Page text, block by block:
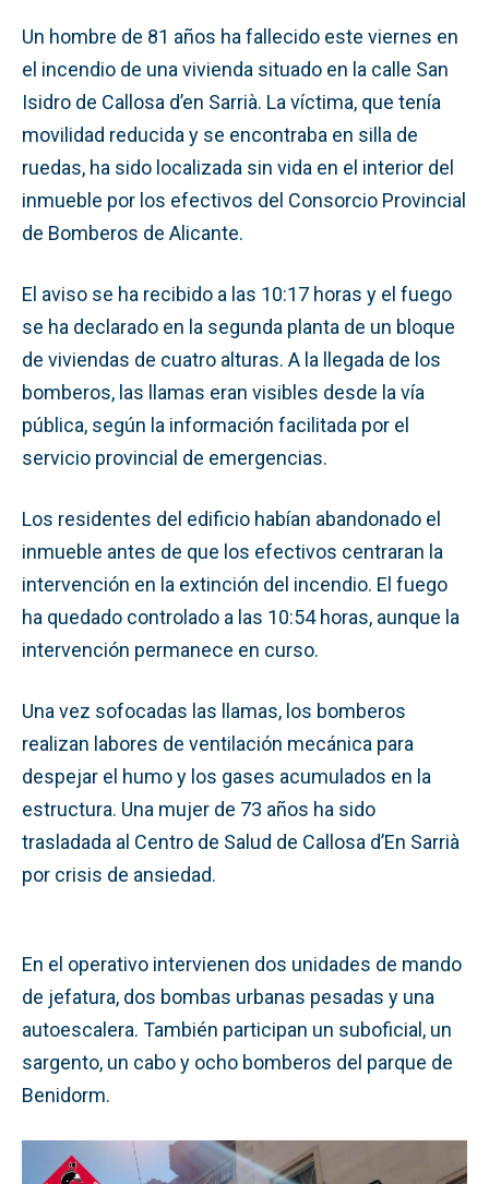
Un hombre de 81 años ha fallecido este viernes en
el incendio de una vivienda situado en la calle San
Isidro de Callosa d’en Sarrià. La víctima, que tenía
movilidad reducida y se encontraba en silla de
ruedas, ha sido localizada sin vida en el interior del
inmueble por los efectivos del Consorcio Provincial
de Bomberos de Alicante.
El aviso se ha recibido a las 10:17 horas y el fuego
se ha declarado en la segunda planta de un bloque
de viviendas de cuatro alturas. A la llegada de los
bomberos, las llamas eran visibles desde la vía
pública, según la información facilitada por el
servicio provincial de emergencias.
Los residentes del edificio habían abandonado el
inmueble antes de que los efectivos centraran la
intervención en la extinción del incendio. El fuego
ha quedado controlado a las 10:54 horas, aunque la
intervención permanece en curso.
Una vez sofocadas las llamas, los bomberos
realizan labores de ventilación mecánica para
despejar el humo y los gases acumulados en la
estructura. Una mujer de 73 años ha sido
trasladada al Centro de Salud de Callosa d’En Sarrià
por crisis de ansiedad.
En el operativo intervienen dos unidades de mando
de jefatura, dos bombas urbanas pesadas y una
autoescalera. También participan un suboficial, un
sargento, un cabo y ocho bomberos del parque de
Benidorm.